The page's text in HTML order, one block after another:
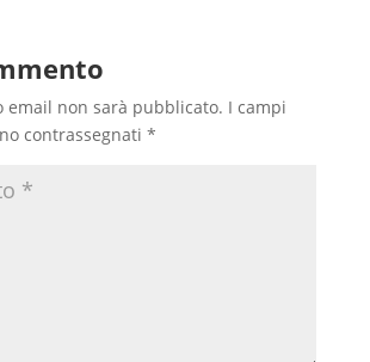
email non sarà pubblicato. I campi
contrassegnati *